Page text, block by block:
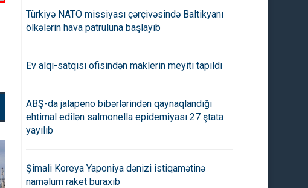
Türkiyə NATO missiyası çərçivəsində Baltikyanı
ölkələrin hava patruluna başlayıb
Ev alqı-satqısı ofisindən maklerin meyiti tapıldı
ABŞ-da jalapeno bibərlərindən qaynaqlandığı
ehtimal edilən salmonella epidemiyası 27 ştata
yayılıb
Şimali Koreya Yaponiya dənizi istiqamətinə
naməlum raket buraxıb